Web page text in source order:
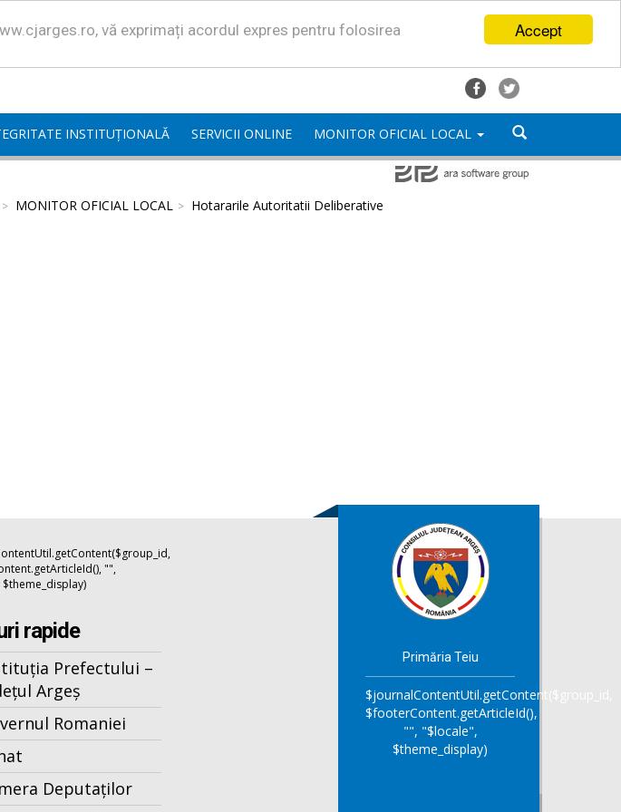
Accept
vă exprimați acordul expres pentru folosirea
INSTITUȚIONALĂ SERVICII ONLINE MONITOR OFICIAL LOCAL
MONITOR OFICIAL LOCAL Hotararile Autoritatii Deliberative
"",
rapide
Prefectului –
Argeș
Romaniei
Deputaților
Primăria Teiu
$journalContentUtil.getContent($group_id,
$footerContent.getArticleId(),
"", "$locale",
$theme_display)